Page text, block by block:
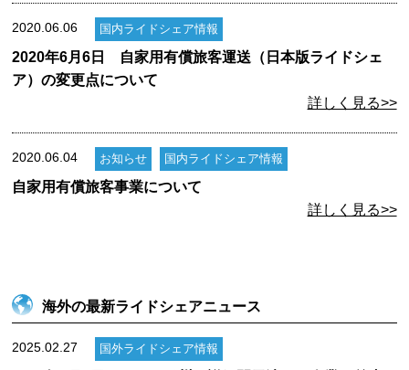
2020.06.06 国内ライドシェア情報
2020年6月6日 自家用有償旅客運送（日本版ライドシェ
ア）の変更点について
詳しく見る>>
2020.06.04 お知らせ 国内ライドシェア情報
自家用有償旅客事業について
詳しく見る>>
海外の最新ライドシェアニュース
2025.02.27 国外ライドシェア情報